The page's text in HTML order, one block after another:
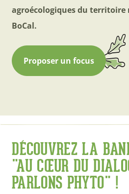
agroécologiques du territoire
BoCal.
Proposer un focus
DÉCOUVREZ LA
"AU CŒUR DU
PARLONS PHYTO" !